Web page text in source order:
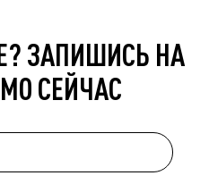
ЗАПИШИСЬ НА
СЕЙЧАС